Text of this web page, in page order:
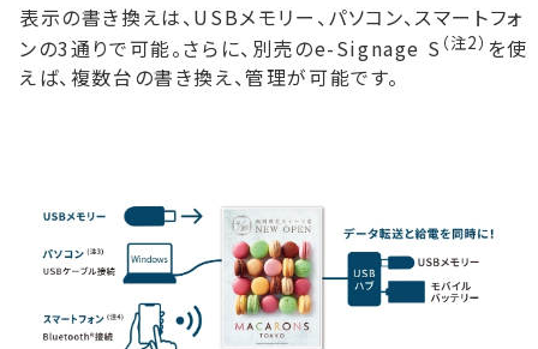
表示の書き換えは、USBメモリー、パソコン、スマートフォ
ンの3通りで可能。さらに、別売のe-Signage S （注2） を使
えば、複数台の書き換え、管理が可能です。